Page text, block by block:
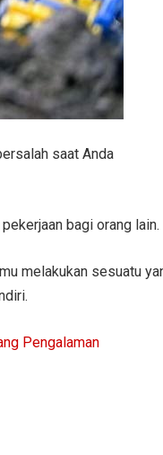
saat Anda
bagi orang lain.
melakukan sesuatu
Pengalaman